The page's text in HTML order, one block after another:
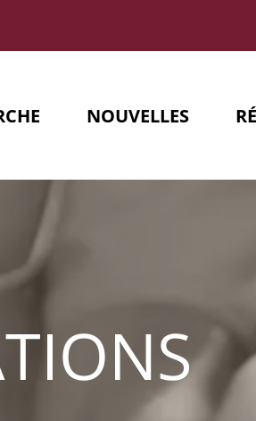
NOUVELLES